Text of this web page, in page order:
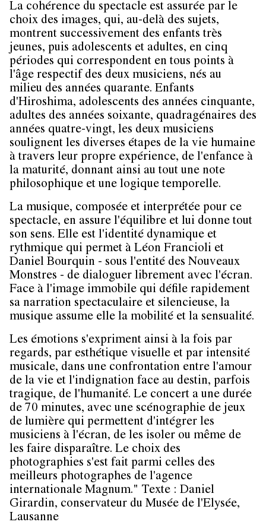
La cohérence du spectacle est assurée par le
choix des images, qui, au-delà des sujets,
montrent successivement des enfants très
jeunes, puis adolescents et adultes, en cinq
périodes qui correspondent en tous points à
l'âge respectif des deux musiciens, nés au
milieu des années quarante. Enfants
d'Hiroshima, adolescents des années cinquante,
adultes des années soixante, quadragénaires des
années quatre-vingt, les deux musiciens
soulignent les diverses étapes de la vie humaine
à travers leur propre expérience, de l'enfance à
la maturité, donnant ainsi au tout une note
philosophique et une logique temporelle.
La musique, composée et interprétée pour ce
spectacle, en assure l'équilibre et lui donne tout
son sens. Elle est l'identité dynamique et
rythmique qui permet à Léon Francioli et
Daniel Bourquin - sous l'entité des Nouveaux
Monstres - de dialoguer librement avec l'écran.
Face à l'image immobile qui défile rapidement
sa narration spectaculaire et silencieuse, la
musique assume elle la mobilité et la sensualité.
Les émotions s'expriment ainsi à la fois par
regards, par esthétique visuelle et par intensité
musicale, dans une confrontation entre l'amour
de la vie et l'indignation face au destin, parfois
tragique, de l'humanité. Le concert a une durée
de 70 minutes, avec une scénographie de jeux
de lumière qui permettent d'intégrer les
musiciens à l'écran, de les isoler ou même de
les faire disparaître. Le choix des
photographies s'est fait parmi celles des
meilleurs photographes de l'agence
internationale Magnum." Texte : Daniel
Girardin, conservateur du Musée de l'Elysée,
Lausanne